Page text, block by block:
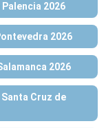
2026
2026
2026
Cruz de